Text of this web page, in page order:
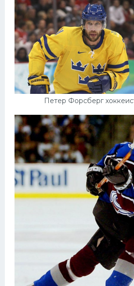
Петер Форсберг